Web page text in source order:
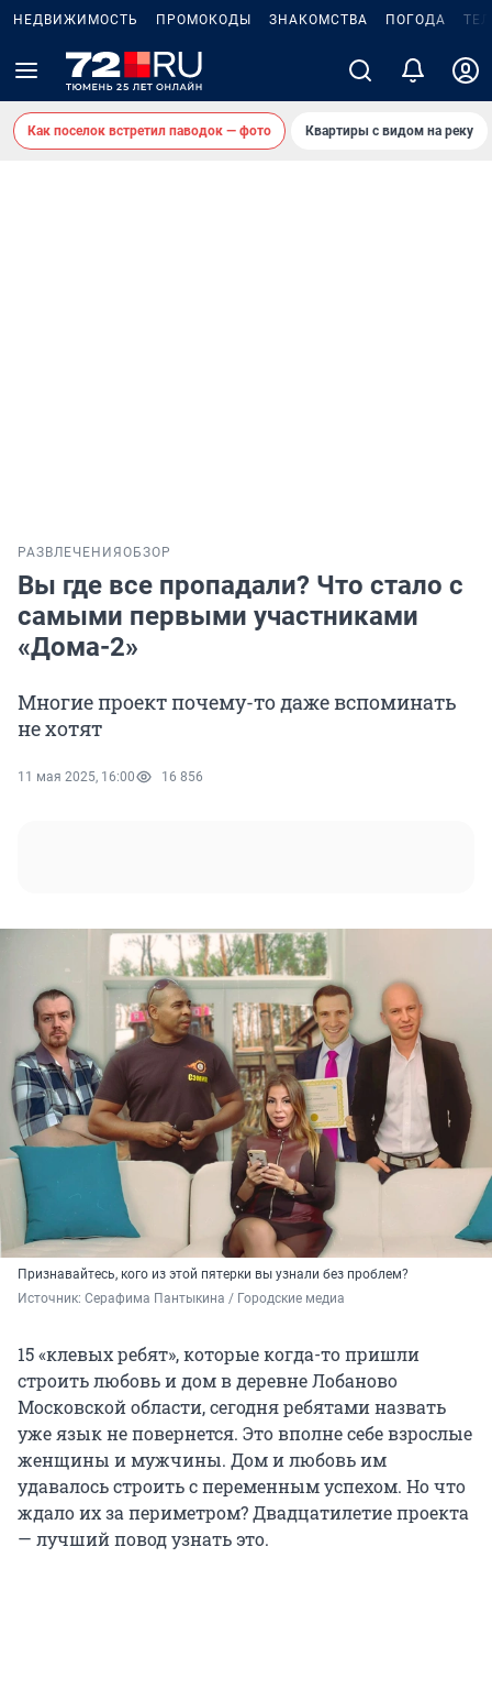
НЕДВИЖИМОСТЬ ПРОМОКОДЫ ЗНАКОМСТВА ПОГОДА
Как поселок встретил паводок — фото Квартиры с видом на реку
РАЗВЛЕЧЕНИЯ ОБЗОР
Вы где все пропадали? Что стало с
самыми первыми участниками
«Дома-2»
Многие проект почему-то даже вспоминать
не хотят
11 мая 2025, 16:00 16 856
Признавайтесь, кого из этой пятерки вы узнали без проблем?
Источник: Серафима Пантыкина / Городские медиа
15 «клевых ребят», которые когда-то пришли
строить любовь и дом в деревне Лобаново
Московской области, сегодня ребятами назвать
уже язык не повернется. Это вполне себе взрослые
женщины и мужчины. Дом и любовь им
удавалось строить с переменным успехом. Но что
ждало их за периметром? Двадцатилетие проекта
— лучший повод узнать это.